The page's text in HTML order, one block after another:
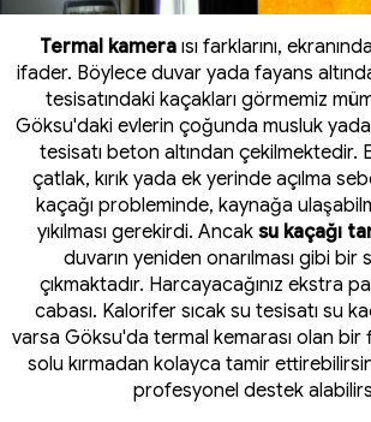
Termal kameraısı farklarını,
ifader. Böylece duvar yada fayans
tesisatındaki kaçakları görmemiz
Göksu'daki evlerin çoğunda musluk
tesisatı beton altından çekilmektedir.
çatlak, kırık yada ek yerinde açılma
kaçağı probleminde, kaynağa
yıkılması gerekirdi. Ancak su kaçağı
duvarın yeniden onarılması gibi
çıkmaktadır. Harcayacağınız ekstra
cabası. Kalorifer sıcak su tesisatı su
varsa Göksu'da termal kemarası olan bir
solu kırmadan kolayca tamir
profesyonel destek